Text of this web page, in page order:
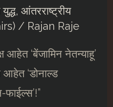
, आंतरराष्ट्रीय
/ Rajan Raje
‘बेंजामिन नेतन्याहू’
‘डोनाल्ड
फाईल्स’!”